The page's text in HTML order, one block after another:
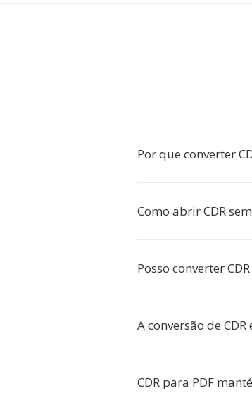
Por que converter
Como abrir CDR
Posso converter
A conversão de
CDR para PDF